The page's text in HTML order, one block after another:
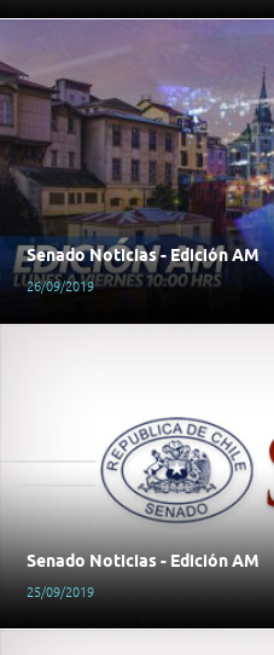
Senado Noticias - Edición AM
26/09/2019
Senado Noticias - Edición AM
25/09/2019